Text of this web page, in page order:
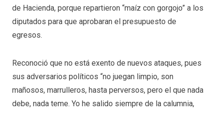
de Hacienda, porque repartieron “maíz con gorgojo” a los
diputados para que aprobaran el presupuesto de
egresos.
Reconoció que no está exento de nuevos ataques, pues
sus adversarios políticos “no juegan limpio, son
mañosos, marrulleros, hasta perversos, pero el que nada
debe, nada teme. Yo he salido siempre de la calumnia,